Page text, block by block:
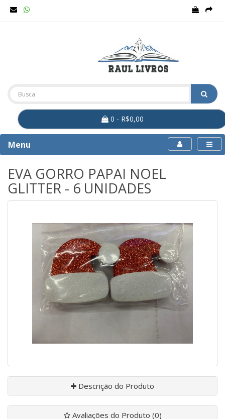
0 - R$0,00
Menu
EVA GORRO PAPAI NOEL
GLITTER - 6 UNIDADES
Descrição do Produto
Avaliações do Produto (0)